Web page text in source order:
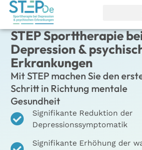
STEP Sporttherapie
Depression &
Erkrankungen
Mit STEP machen Sie den
Schritt in Richtung mentale
Gesundheit
Signifikante Reduktion der
Depressionssymptomatik
Signifikante Erhöhung der